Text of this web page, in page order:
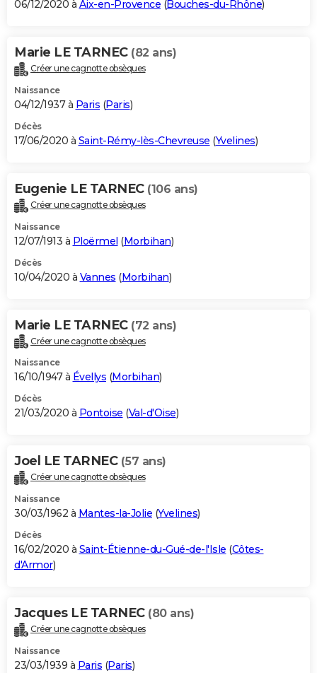
06/12/2020 à Aix-en-Provence (Bouches-du-Rhône)
Marie LE TARNEC (82 ans)
Créer une cagnotte obsèques
Naissance
04/12/1937 à Paris (Paris)
Décès
17/06/2020 à Saint-Rémy-lès-Chevreuse (Yvelines)
Eugenie LE TARNEC (106 ans)
Créer une cagnotte obsèques
Naissance
12/07/1913 à Ploërmel (Morbihan)
Décès
10/04/2020 à Vannes (Morbihan)
Marie LE TARNEC (72 ans)
Créer une cagnotte obsèques
Naissance
16/10/1947 à Évellys (Morbihan)
Décès
21/03/2020 à Pontoise (Val-d'Oise)
Joel LE TARNEC (57 ans)
Créer une cagnotte obsèques
Naissance
30/03/1962 à Mantes-la-Jolie (Yvelines)
Décès
16/02/2020 à Saint-Étienne-du-Gué-de-l'Isle (Côtes-
d'Armor)
Jacques LE TARNEC (80 ans)
Créer une cagnotte obsèques
Naissance
23/03/1939 à Paris (Paris)